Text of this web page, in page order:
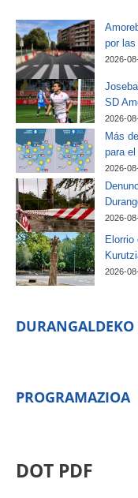
por
2026-
SD
2026-
Más
para
2026-
2026-
2026-
DURANGALDEKO
PROGRAMAZIOA
DOT PDF